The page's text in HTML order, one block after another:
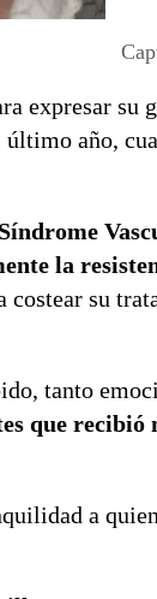
expresar su
último año,
la
costear su
tanto
que recibió
a